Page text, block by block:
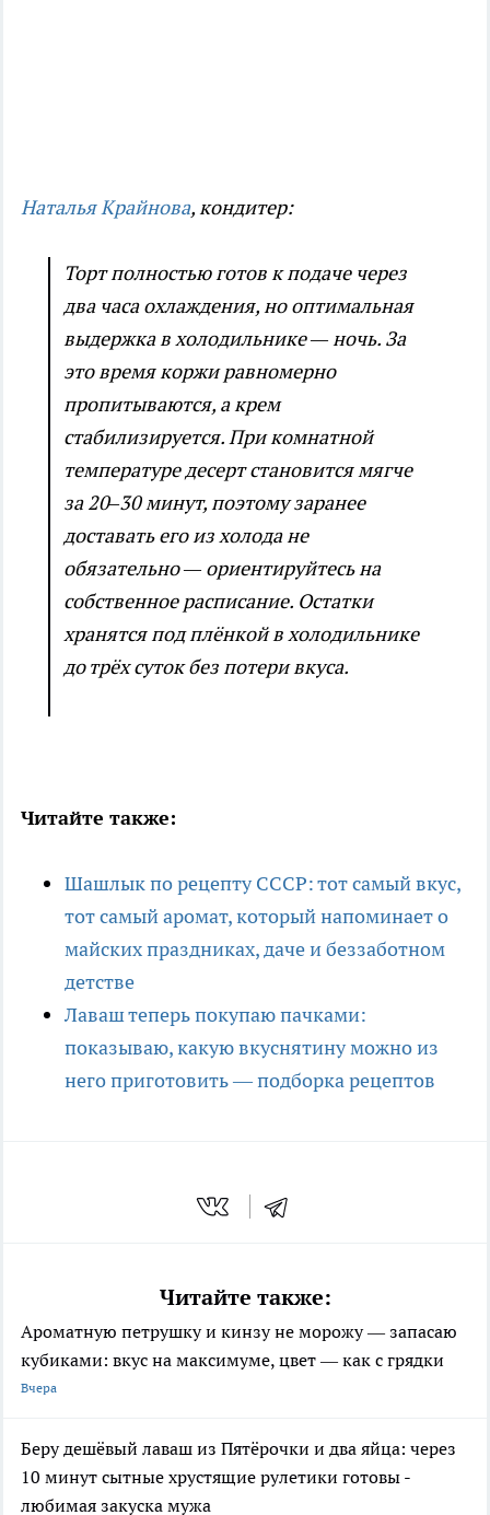
Наталья Крайнова, кондитер:
Торт полностью готов к подаче через
два часа охлаждения, но оптимальная
выдержка в холодильнике — ночь. За
это время коржи равномерно
пропитываются, а крем
стабилизируется. При комнатной
температуре десерт становится мягче
за 20–30 минут, поэтому заранее
доставать его из холода не
обязательно — ориентируйтесь на
собственное расписание. Остатки
хранятся под плёнкой в холодильнике
до трёх суток без потери вкуса.
Читайте также:
Шашлык по рецепту СССР: тот самый вкус,
тот самый аромат, который напоминает о
майских праздниках, даче и беззаботном
детстве
Лаваш теперь покупаю пачками:
показываю, какую вкуснятину можно из
него приготовить — подборка рецептов
Читайте также:
Ароматную петрушку и кинзу не морожу — запасаю
кубиками: вкус на максимуме, цвет — как с грядки
Вчера
Беру дешёвый лаваш из Пятёрочки и два яйца: через
10 минут сытные хрустящие рулетики готовы -
любимая закуска мужа